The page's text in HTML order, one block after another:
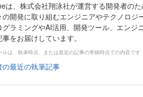
は、株式会社翔泳社が運営する開発者の
の開発に取り組むエンジニアやテクノロジ
グラミングやAI活用、開発ツール、エンジ
をお届けしています。
ルは、執筆時点、または直近の記事の寄稿時点での内容です
の最近の執筆記事